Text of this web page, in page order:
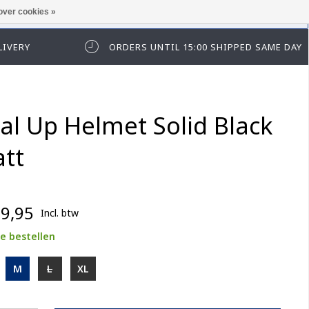
in te loggen of te registeren.
ORDERS UNTIL 15:00 SHIPPED SAME DAY
Up Helmet Solid Black
Incl. btw
bestellen
M L XL
cookies »